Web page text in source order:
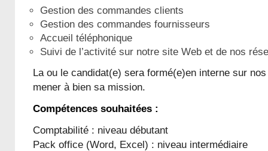
Gestion des commandes clients
Gestion des commandes fournisseurs
Accueil téléphonique
Suivi de l’activité sur notre site Web et de nos
La ou le candidat(e) sera formé(e)en interne sur
mener à bien sa mission.
Compétences souhaitées :
Comptabilité : niveau débutant
Pack office (Word, Excel) : niveau intermédiaire